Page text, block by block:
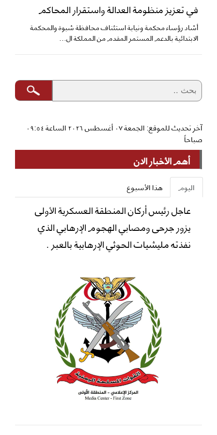
في تعزيز منظومة العدالة واستقرار المحاكم
​أشاد رؤساء محكمة ونيابة استئناف محافظة شبوة والمحكمة
الابتدائية بالدعم المستمر المقدم من المملكة ال...
آخر تحديث للموقع: الجمعة ٠٧ أغسطس ٢٠٢٦ الساعة ٠٩:٥٤
صباحاً
أهم الأخبار الان
اليوم هذا الأسبوع
عاجل رئيس أركان المنطقة العسكرية الأولى
يزور جرحى ومصابي الهجوم الإرهابي الذي
نفذته مليشيات الحوثي الإرهابية بالعبر .